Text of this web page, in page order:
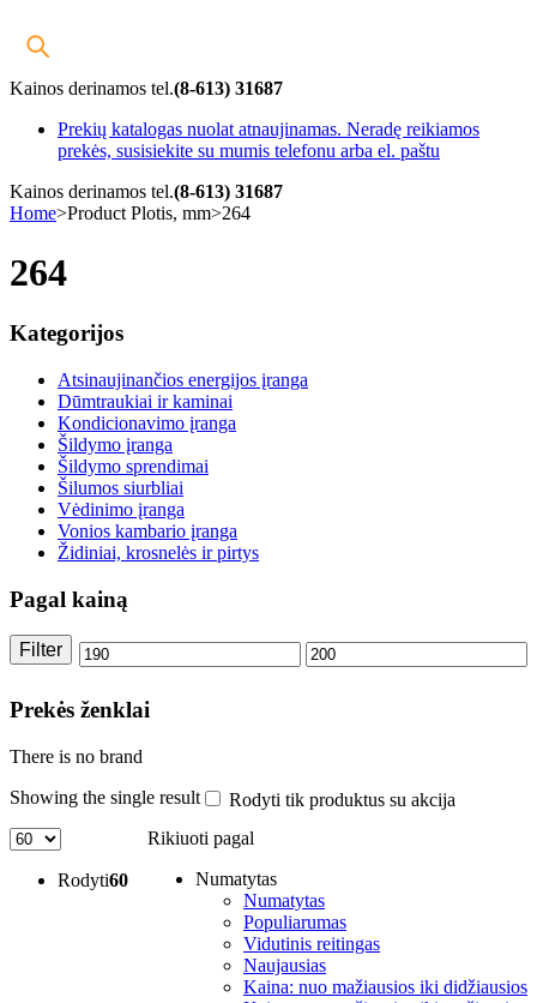
Kainos derinamos tel.(8-613) 31687
Prekių katalogas nuolat atnaujinamas. Neradę reikiamos
prekės, susisiekite su mumis telefonu arba el. paštu
Kainos derinamos tel.(8-613) 31687
Home>Product Plotis, mm>264
264
Kategorijos
Atsinaujinančios energijos įranga
Dūmtraukiai ir kaminai
Kondicionavimo įranga
Šildymo įranga
Šildymo sprendimai
Šilumos siurbliai
Vėdinimo įranga
Vonios kambario įranga
Židiniai, krosnelės ir pirtys
Pagal kainą
Min Max
Filter
Prekės ženklai
There is no brand
Showing the single result
Rikiuoti pagal
Numatytas
Numatytas
Populiarumas
Vidutinis reitingas
Naujausias
Kaina: nuo mažiausios iki didžiausios
Rodyti tik produktus su akcija
Rodyti60